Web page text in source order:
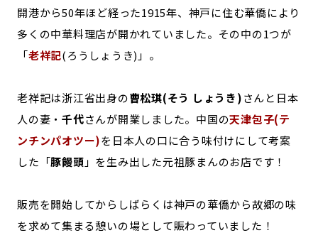
開港から50年ほど経った1915年、神戸に住む華僑により
多くの中華料理店が開かれていました。その中の1つが
「老祥記(ろうしょうき)」。
老祥記は浙江省出身の曹松琪(そう しょうき)さんと日本
人の妻・ 千代さんが開業しました。中国の天津包子(テ
ンチンパオツー)を日本人の口に合う味付けにして考案
した「豚饅頭 」を生み出した元祖豚まんのお店です！
販売を開始してからしばらくは神戸の華僑から故郷の味
を求めて集まる憩いの場として賑わっていました！